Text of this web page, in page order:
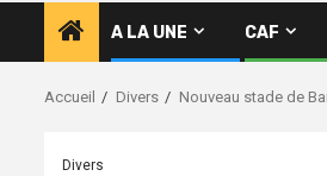
A LA UNE CAF
Accueil Divers Nouveau stade de
Divers